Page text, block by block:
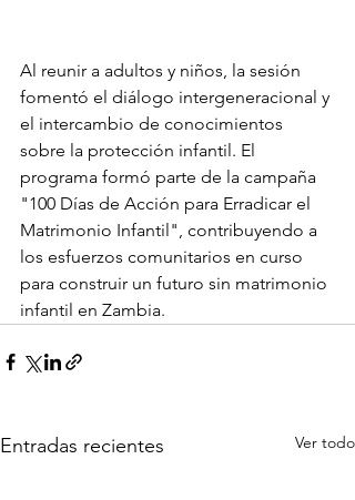
Al reunir a adultos y niños, la sesión
fomentó el diálogo intergeneracional y
el intercambio de conocimientos
sobre la protección infantil. El
programa formó parte de la campaña
"100 Días de Acción para Erradicar el
Matrimonio Infantil", contribuyendo a
los esfuerzos comunitarios en curso
para construir un futuro sin matrimonio
infantil en Zambia.
Entradas recientes Ver todo